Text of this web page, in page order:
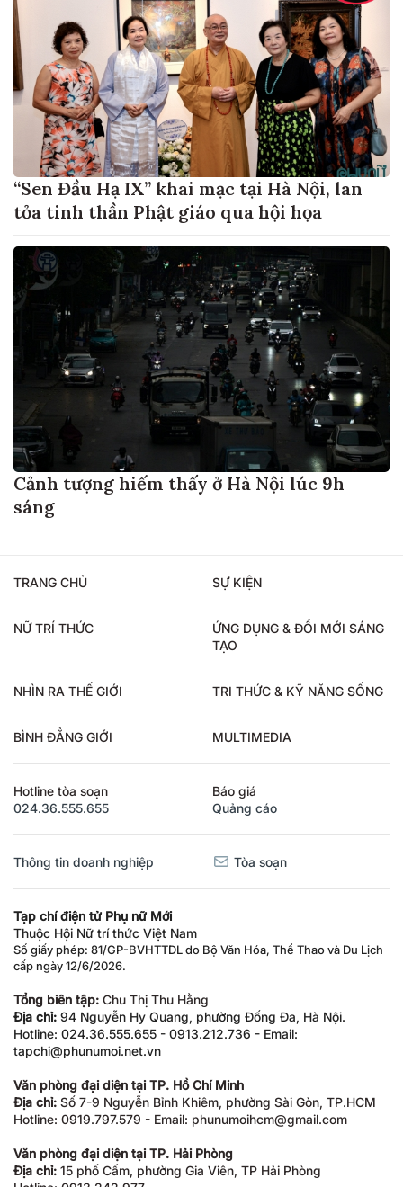
“Sen Đầu Hạ IX” khai mạc tại Hà Nội, lan
tỏa tinh thần Phật giáo qua hội họa
Cảnh tượng hiếm thấy ở Hà Nội lúc 9h
sáng
TRANG CHỦ SỰ KIỆN
NỮ TRÍ THỨC
ỨNG DỤNG & ĐỔI MỚI SÁNG
TẠO
NHÌN RA THẾ GIỚI TRI THỨC & KỸ NĂNG SỐNG
BÌNH ĐẲNG GIỚI MULTIMEDIA
Hotline tòa soạn
024.36.555.655
Báo giá
Quảng cáo
Thông tin doanh nghiệp Tòa soạn
Tạp chí điện tử Phụ nữ Mới
Thuộc Hội Nữ trí thức Việt Nam
Số giấy phép: 81/GP-BVHTTDL do Bộ Văn Hóa, Thể Thao và Du Lịch
cấp ngày 12/6/2026.
Tổng biên tập: Chu Thị Thu Hằng
Địa chỉ: 94 Nguyễn Hy Quang, phường Đống Đa, Hà Nội.
Hotline: 024.36.555.655 - 0913.212.736 - Email:
tapchi@phunumoi.net.vn
Văn phòng đại diện tại TP. Hồ Chí Minh
Địa chỉ: Số 7-9 Nguyễn Bỉnh Khiêm, phường Sài Gòn, TP.HCM
Hotline: 0919.797.579 - Email: phunumoihcm@gmail.com
Văn phòng đại diện tại TP. Hải Phòng
Địa chỉ: 15 phố Cấm, phường Gia Viên, TP Hải Phòng